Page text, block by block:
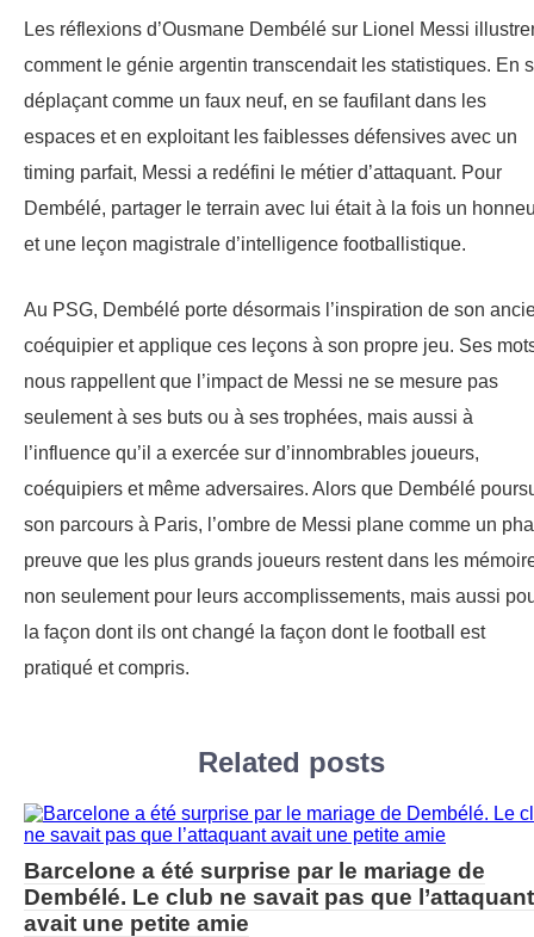
Les réflexions d’Ousmane Dembélé sur Lionel Messi
comment le génie argentin transcendait les statistiques. En
déplaçant comme un faux neuf, en se faufilant dans les
espaces et en exploitant les faiblesses défensives avec un
timing parfait, Messi a redéfini le métier d’attaquant. Pour
Dembélé, partager le terrain avec lui était à la fois un
et une leçon magistrale d’intelligence footballistique.
Au PSG, Dembélé porte désormais l’inspiration de son
coéquipier et applique ces leçons à son propre jeu. Ses
nous rappellent que l’impact de Messi ne se mesure pas
seulement à ses buts ou à ses trophées, mais aussi à
l’influence qu’il a exercée sur d’innombrables joueurs,
coéquipiers et même adversaires. Alors que Dembélé
son parcours à Paris, l’ombre de Messi plane comme un
preuve que les plus grands joueurs restent dans les
non seulement pour leurs accomplissements, mais aussi
la façon dont ils ont changé la façon dont le football est
pratiqué et compris.
Related posts
Barcelone a été surprise par le mariage de
Dembélé. Le club ne savait pas que l’attaquant
avait une petite amie